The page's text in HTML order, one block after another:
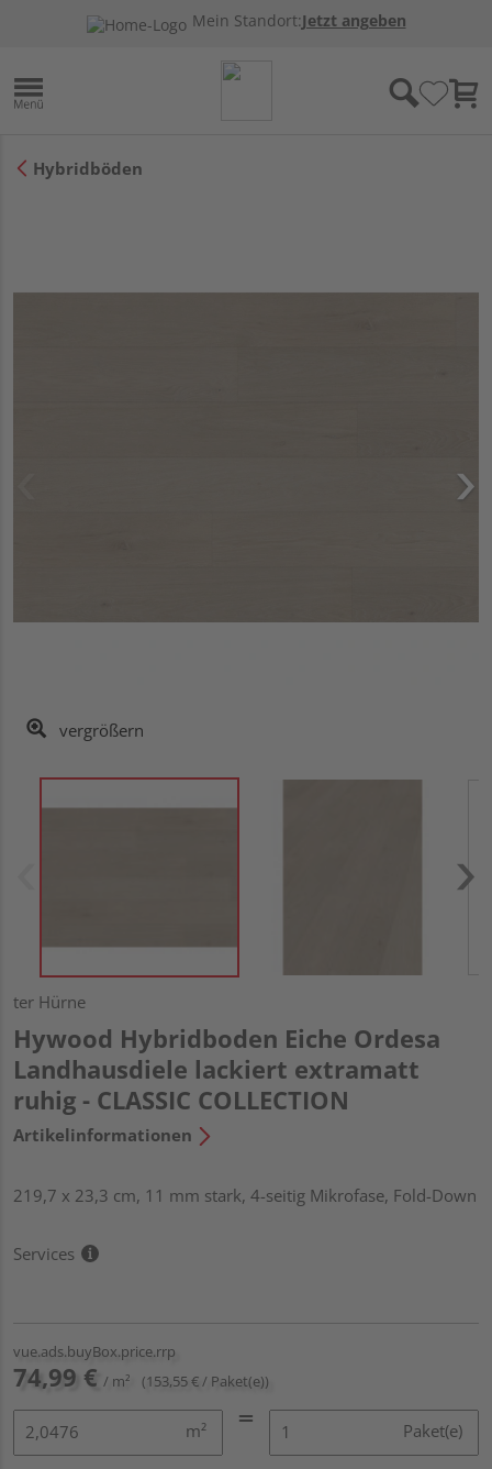
Mein Standort:Jetzt angeben
Hybridböden
vergrößern
ter Hürne
Hywood Hybridboden Eiche Ordesa
Landhausdiele lackiert extramatt
ruhig - CLASSIC COLLECTION
Artikelinformationen
219,7 x 23,3 cm, 11 mm stark, 4-seitig Mikrofase, Fold-Down
Services
vue.ads.buyBox.price.rrp
74,99 € / m² (153,55 € / Paket(e))
m² Paket(e)